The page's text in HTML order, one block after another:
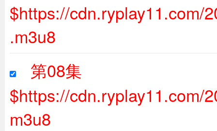
$https://cdn.ryplay11.com/
.m3u8
第08集
$https://cdn.ryplay11.com/
m3u8